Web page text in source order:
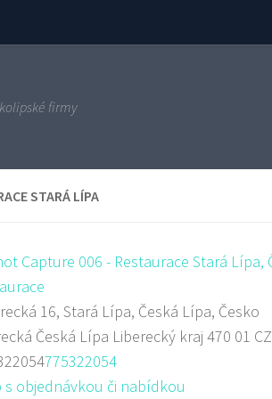
firmy
STARÁ LÍPA
16, Stará Lípa, Česká Lípa, Česko
Česká Lípa Liberecký kraj 470 01 CZ
775322054
s objednávkou či nabídkou